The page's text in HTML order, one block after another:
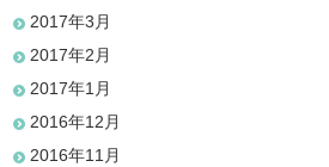
2017年3月
2017年2月
2017年1月
2016年12月
2016年11月